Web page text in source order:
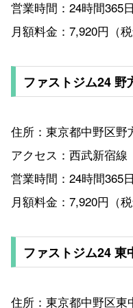
営業時間：24時間365日
月額料金：7,920円（税
ファストジム24 野
住所：東京都中野区野
アクセス：西武新宿
営業時間：24時間365日
月額料金：7,920円（税
ファストジム24 東
住所：東京都中野区東